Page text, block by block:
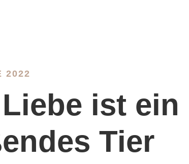
2022
ist ein
Tier